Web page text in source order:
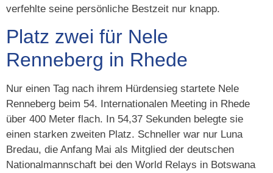
verfehlte seine persönliche Bestzeit nur knapp.
Platz zwei für Nele
Renneberg in Rhede
Nur einen Tag nach ihrem Hürdensieg startete Nele
Renneberg beim 54. Internationalen Meeting in Rhede
über 400 Meter flach. In 54,37 Sekunden belegte sie
einen starken zweiten Platz. Schneller war nur Luna
Bredau, die Anfang Mai als Mitglied der deutschen
Nationalmannschaft bei den World Relays in Botswana